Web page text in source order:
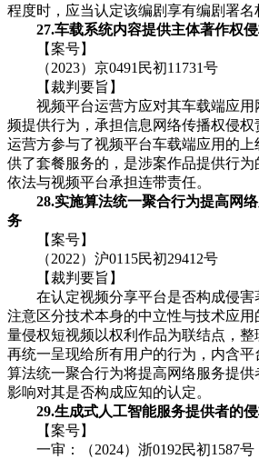
程度时，应当认定该编剧享有编剧署名
27.车载系统内容提供主体著作权
【案号】
（2023）京0491民初11731号
【裁判要旨】
视频平台运营方应对其车载端应用
频提供行为，承担信息网络传播权侵
运营方参与了视频平台车载端应用的
供了套餐服务的，是涉案作品提供行
依法与视频平台承担连带责任。
28.实施算法统一聚合行为提高网
务
【案号】
（2022）沪0115民初29412号
【裁判要旨】
在认定视频分享平台是否构成侵害
注意区分技术本身的中立性与技术应
量侵权短视频以权利作品为联结点，整
再统一呈现给所有用户的行为，内含
算法统一聚合行为将提高网络服务提
影响对其是否构成应知的认定。
29.生成式人工智能服务提供者的
【案号】
一审：（2024）浙0192民初1587号